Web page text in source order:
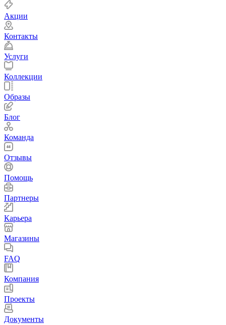
Акции
Контакты
Услуги
Коллекции
Образы
Блог
Команда
Отзывы
Помощь
Партнеры
Карьера
Магазины
FAQ
Компания
Проекты
Документы